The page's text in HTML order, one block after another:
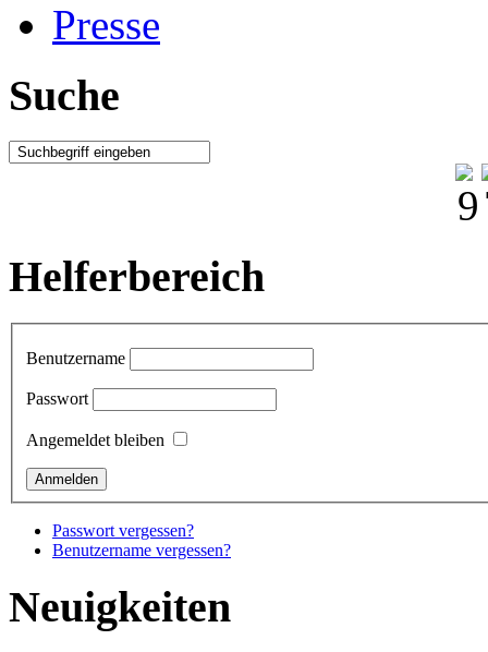
Presse
Suche
Helferbereich
Benutzername
Passwort
Angemeldet bleiben
Passwort vergessen?
Benutzername vergessen?
Neuigkeiten